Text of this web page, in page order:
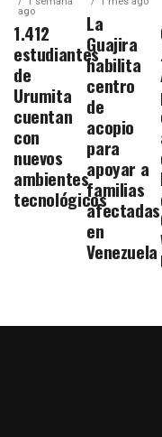
ago
1.412
estudiantes
de
Urumita
cuentan
con
nuevos
ambientes
tecnológicos
La
Guajira
habilita
centro
de
acopio
para
apoyar a
familias
afectadas
en
Venezuela